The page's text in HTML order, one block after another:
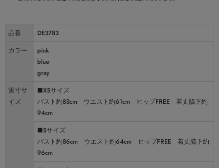
品番
DE3783
カラー
pink
blue
gray
実寸サ
イズ
■XSサイズ
バスト約83cm ウエスト約61cm ヒップFREE 着丈脇下約
94cm
■Sサイズ
バスト約86cm ウエスト約64cm ヒップFREE 着丈脇下約
96cm